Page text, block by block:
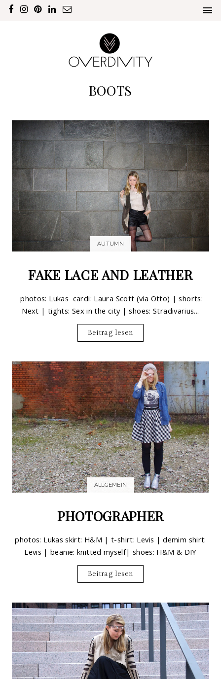
BOOTS
AUTUMN
FAKE LACE AND LEATHER
photos: Lukas cardi: Laura Scott (via Otto) | shorts:
Next | tights: Sex in the city | shoes: Stradivarius...
Beitrag lesen
ALLGEMEIN
PHOTOGRAPHER
photos: Lukas skirt: H&M | t-shirt: Levis | demim shirt:
Levis | beanie: knitted myself| shoes: H&M & DIY
Beitrag lesen